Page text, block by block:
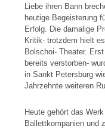
Liebe ihren Bann
heutige Begeisterung
Erfolg. Die damalige
Kritik- trotzdem hielt
Bolschoi- Theater.
bereits verstorben-
in Sankt Petersburg
Jahrzehnte weiteren
Heute gehört das
Ballettkompanien und